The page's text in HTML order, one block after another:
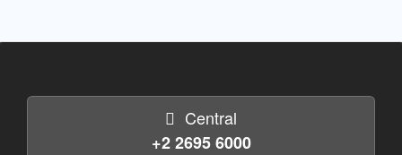
Central
+2 2695 6000